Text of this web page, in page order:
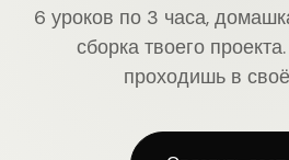
6 уроков по 3 часа,
сборка твоего
проходишь в